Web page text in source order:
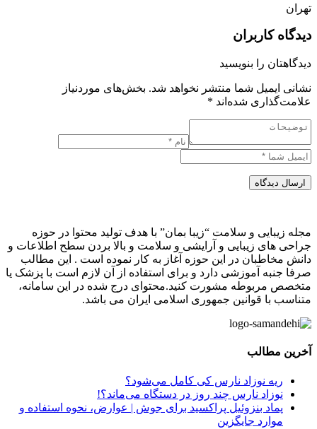
تهران
دیدگاه کاربران
دیدگاهتان را بنویسید
نشانی ایمیل شما منتشر نخواهد شد. بخش‌های موردنیاز
علامت‌گذاری شده‌اند *
ارسال دیدگاه
مجله زیبایی و سلامت “زیبا بمان” با هدف تولید محتوا در حوزه
جراحی های زیبایی و آرایشی و سلامت و بالا بردن سطح اطلاعات و
دانش مخاطبان در این حوزه آغاز به کار نموده است . این مطالب
صرفا جنبه آموزشی دارد و برای استفاده از آن لازم است با پزشک یا
متخصص مربوطه مشورت کنید.محتوای درج شده در این سامانه،
متناسب با قوانین جمهوری اسلامی ایران می باشد.
آخرین مطالب
ریه نوزاد نارس کی کامل می‌شود؟
نوزاد نارس چند روز در دستگاه می‌ماند؟!
پماد بنزوئیل پراکسید برای جوش | عوارض، نحوه استفاده و
موارد جایگزین